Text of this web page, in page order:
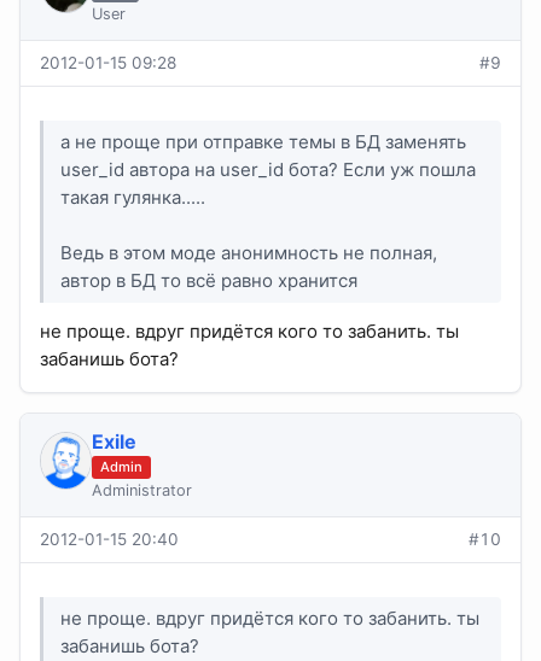
User
2012-01-15 09:28 #9
а не проще при отправке темы в БД заменять
user_id автора на user_id бота? Если уж пошла
такая гулянка.....
Ведь в этом моде анонимность не полная,
автор в БД то всё равно хранится
не проще. вдруг придётся кого то забанить. ты
забанишь бота?
Exile
Admin
Administrator
2012-01-15 20:40 #10
не проще. вдруг придётся кого то забанить. ты
забанишь бота?